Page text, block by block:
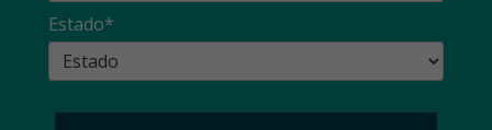
Estado*